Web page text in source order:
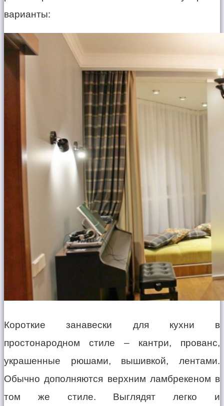
варианты:
Короткие занавески для кухни в
простонародном стиле – кантри, прованс,
украшенные рюшами, вышивкой, лентами.
Обычно дополняются верхним ламбрекеном в
том же стиле. Выглядят легко и